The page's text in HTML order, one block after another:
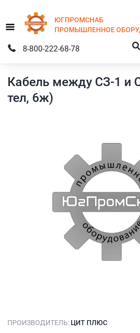
Menu
ЮГПРОМСНАБ
ПРОМЫШЛЕННОЕ
8-800-222-68-78
Кабель между СЗ-1 и
тел, 6ж)
ПРОИЗВОДИТЕЛЬ: ЦИТ ПЛЮС